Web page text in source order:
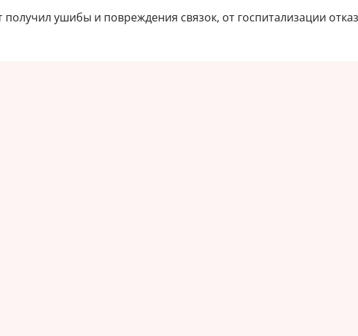
ушибы и повреждения связок, от госпитализации